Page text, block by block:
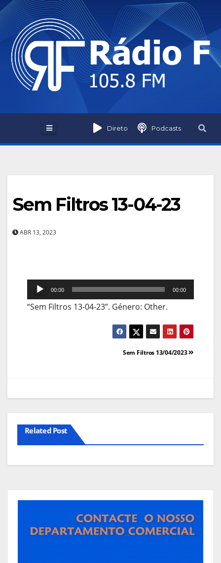
Skip
to
content
Direto Podcasts
Sem Filtros 13-04-23
ABR 13, 2023
Reprodutor
de
00:00 00:00
“Sem Filtros 13-04-23”. Género: Other.
Sem Filtros 13/04/2023
Related Post